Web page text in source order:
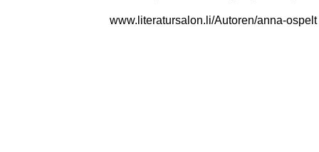
www.literatursalon.li/Autoren/anna-ospelt